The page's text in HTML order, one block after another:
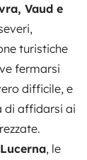
Vaud e
turistiche
fermarsi
difficile, e
di affidarsi ai
, le